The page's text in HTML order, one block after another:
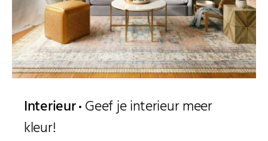
Interieur Geef je interieur meer
kleur!